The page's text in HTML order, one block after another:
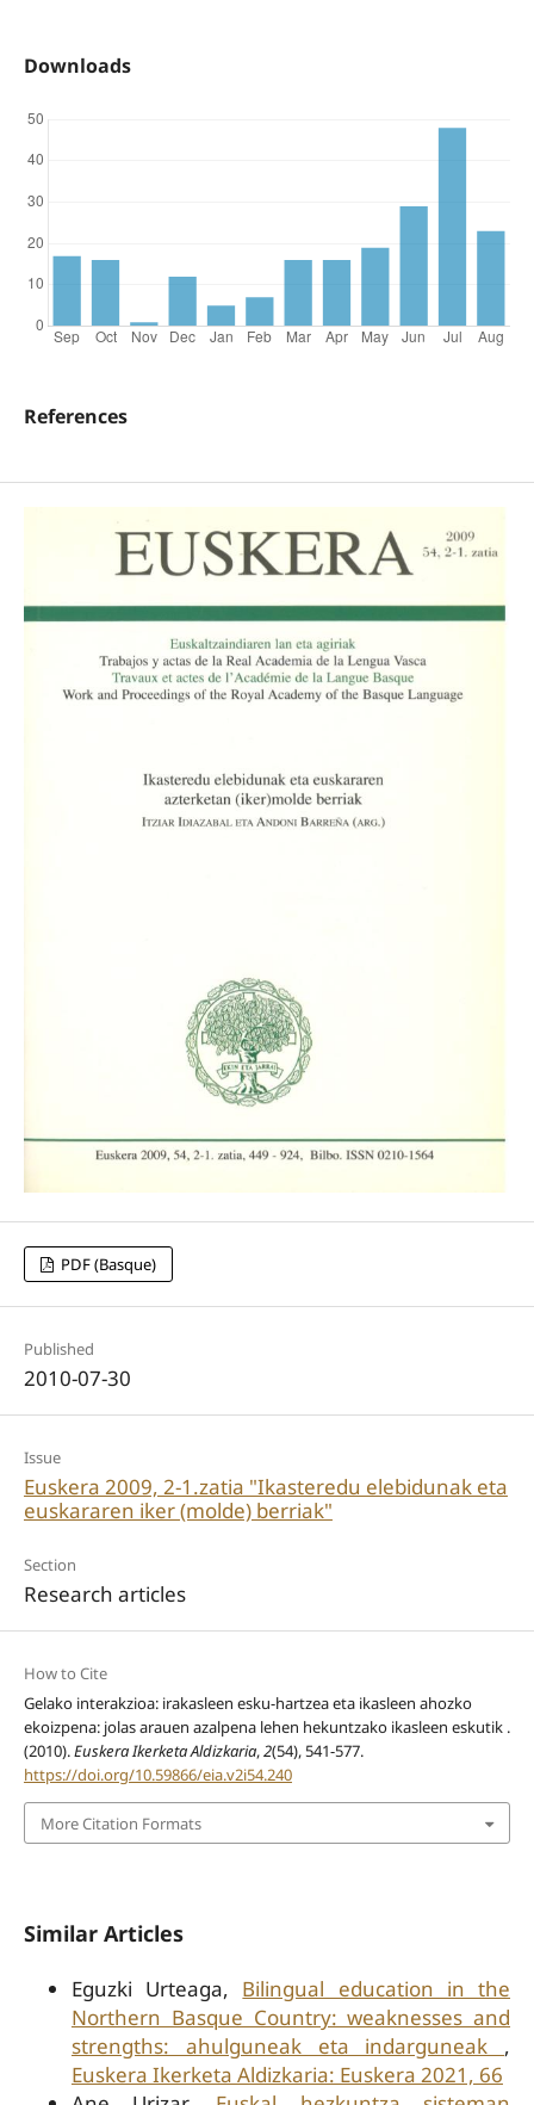
Downloads
References
PDF (Basque)
Published
2010-07-30
Issue
Euskera 2009, 2-1.zatia "Ikasteredu elebidunak eta
euskararen iker (molde) berriak"
Section
Research articles
How to Cite
Gelako interakzioa: irakasleen esku-hartzea eta ikasleen ahozko
ekoizpena: jolas arauen azalpena lehen hekuntzako ikasleen eskutik .
(2010).Euskera Ikerketa Aldizkaria,2(54), 541-577.
https://doi.org/10.59866/eia.v2i54.240
More Citation Formats
Similar Articles
Eguzki Urteaga, Bilingual education in the
Northern Basque Country: weaknesses and
strengths: ahulguneak eta indarguneak ,
Euskera Ikerketa Aldizkaria: Euskera 2021, 66